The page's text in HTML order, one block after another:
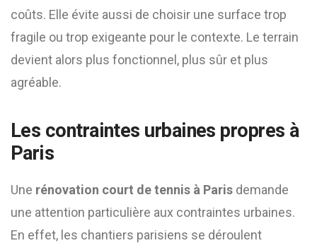
coûts. Elle évite aussi de choisir une surface trop
fragile ou trop exigeante pour le contexte. Le terrain
devient alors plus fonctionnel, plus sûr et plus
agréable.
Les contraintes urbaines propres à
Paris
Une rénovation court de tennis à Paris demande
une attention particulière aux contraintes urbaines.
En effet, les chantiers parisiens se déroulent